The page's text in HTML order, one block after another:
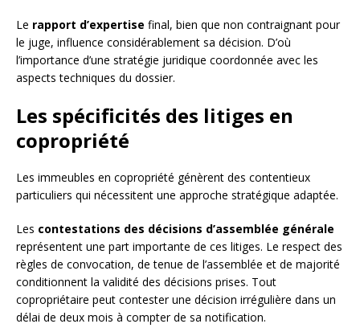
Le rapport d’expertise final, bien que non contraignant pour
le juge, influence considérablement sa décision. D’où
l’importance d’une stratégie juridique coordonnée avec les
aspects techniques du dossier.
Les spécificités des litiges en
copropriété
Les immeubles en copropriété génèrent des contentieux
particuliers qui nécessitent une approche stratégique adaptée.
Les contestations des décisions d’assemblée générale
représentent une part importante de ces litiges. Le respect des
règles de convocation, de tenue de l’assemblée et de majorité
conditionnent la validité des décisions prises. Tout
copropriétaire peut contester une décision irrégulière dans un
délai de deux mois à compter de sa notification.